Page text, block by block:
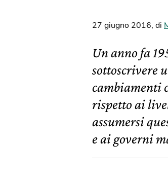
27 giugno 2016, di
Un anno fa
sottoscrivere
cambiamenti
rispetto ai
assumersi
e ai governi